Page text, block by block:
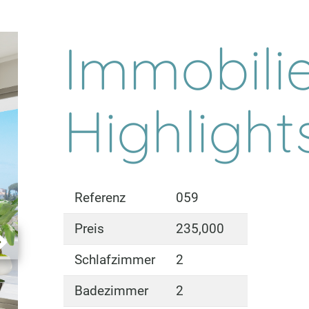
Referenz
059
Preis
235,000
Schlafzimmer
2
Badezimmer
2